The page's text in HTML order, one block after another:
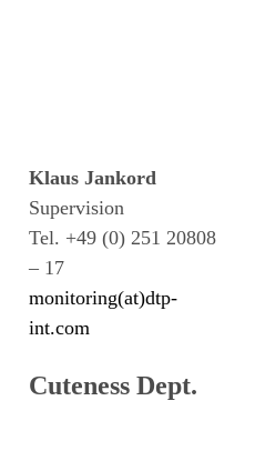
Klaus Jankord
Supervision
Tel. +49 (0) 251 20808
– 17
monitoring(at)dtp-
int.com
Cuteness Dept.